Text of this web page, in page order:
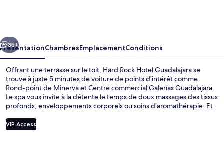
Suivant
35+
PrésentationChambresEmplacementConditions
Offrant une terrasse sur le toit, Hard Rock Hotel Guadalajara se
trouve à juste 5 minutes de voiture de points d'intérêt comme
Rond-point de Minerva et Centre commercial Galerías Guadalajara.
Le spa vous invite à la détente le temps de doux massages des tissus
profonds, enveloppements corporels ou soins d'aromathérapie. Et
servies à l'établissement Sessions, qui est ouvert à l'heure du petit
déjeuner, du déjeuner et du dîner. Parmi les autres petits avantages
VIP Access